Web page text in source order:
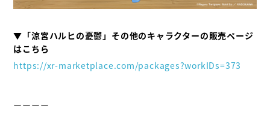
▼「涼宮ハルヒの憂鬱」その他のキャラクターの販売ページ
https://xr-marketplace.com/packages?workIDs=373
ーーーー